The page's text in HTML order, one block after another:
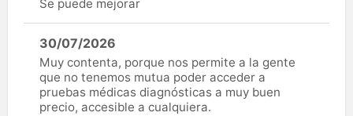
Se puede mejorar
30/07/2026
Muy contenta, porque nos permite a la gente
que no tenemos mutua poder acceder a
pruebas médicas diagnósticas a muy buen
precio, accesible a cualquiera.